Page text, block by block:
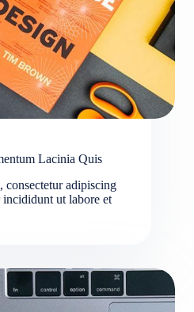
Lacinia Quis
consectetur adipiscing
ut labore et